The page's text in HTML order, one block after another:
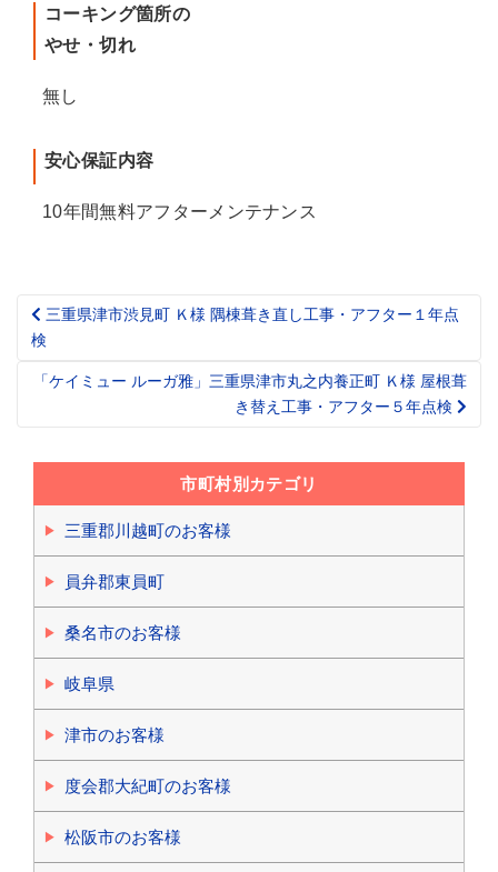
コーキング箇所の
やせ・切れ
無し
安心保証内容
10年間無料アフターメンテナンス
Post
navigation
三重県津市渋見町 Ｋ様 隅棟葺き直し工事・アフター１年点
検
「ケイミュー ルーガ雅」三重県津市丸之内養正町 Ｋ様 屋根葺
き替え工事・アフター５年点検
市町村別カテゴリ
三重郡川越町のお客様
員弁郡東員町
桑名市のお客様
岐阜県
津市のお客様
度会郡大紀町のお客様
松阪市のお客様